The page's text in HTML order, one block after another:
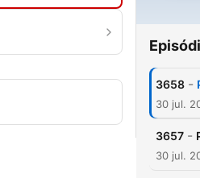
3658 -
30 jul.
3657 -
30 jul.